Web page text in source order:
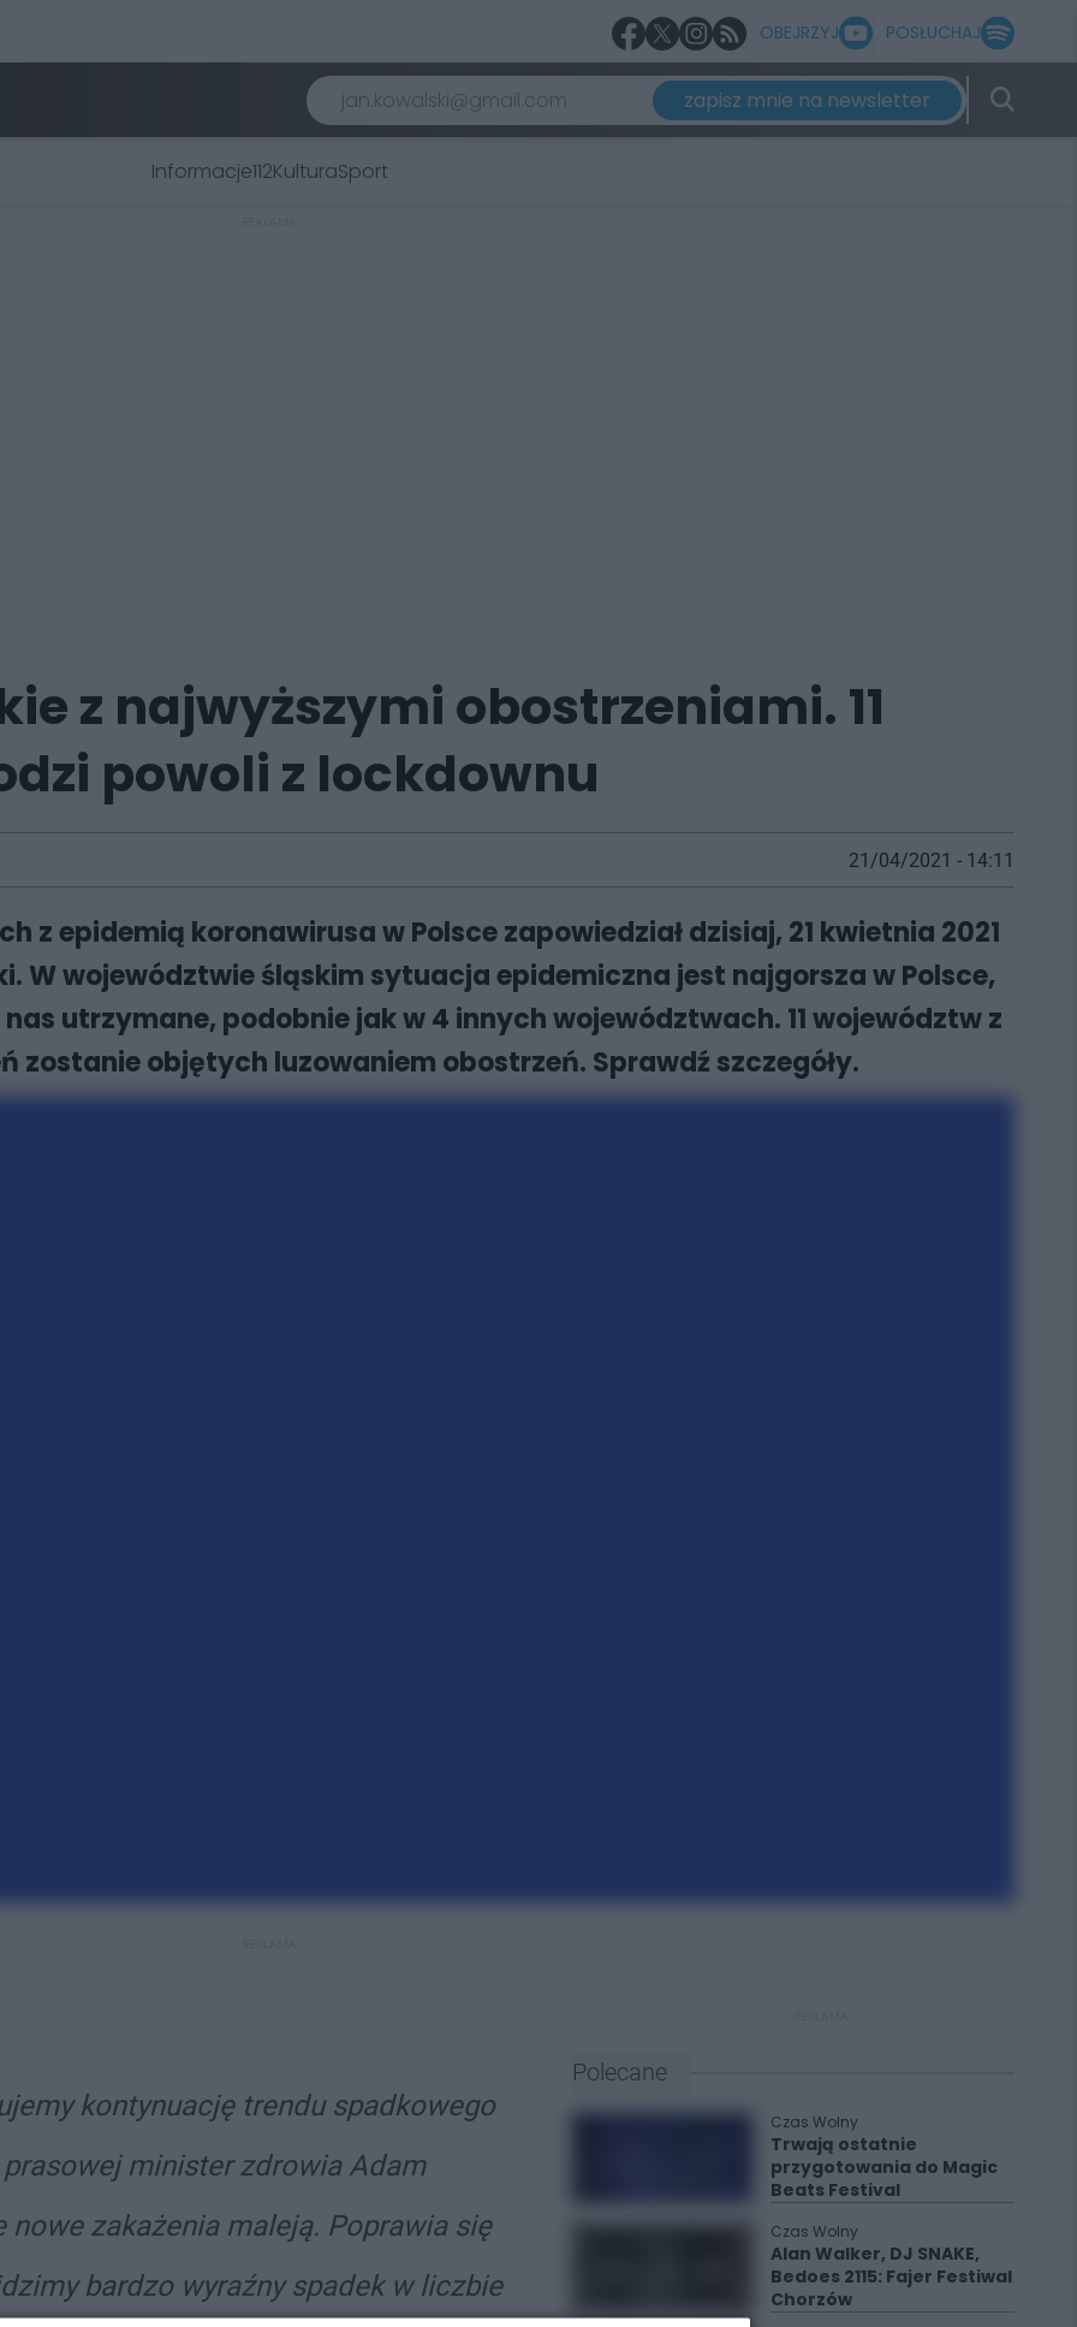
OBEJRZYJ POSŁUCHAJ
zapisz mnie na newsletter
Informacje112KulturaSport
z najwyższymi obostrzeniami. 11
powoli z lockdownu
21/04/2021 - 14:11
z epidemią koronawirusa w Polsce zapowiedział dzisiaj, 21 kwietnia 2021
W województwie śląskim sytuacja epidemiczna jest najgorsza w Polsce,
utrzymane, podobnie jak w 4 innych województwach. 11 województw z
zostanie objętych luzowaniem obostrzeń. Sprawdź szczegóły.
kontynuację trendu spadkowego
minister zdrowia Adam
zakażenia maleją. Poprawia się
bardzo wyraźny spadek w liczbie
Polecane
Czas Wolny
Trwają ostatnie
przygotowania do Magic
Beats Festival
Czas Wolny
Alan Walker, DJ SNAKE,
Bedoes 2115: Fajer Festiwal
Chorzów